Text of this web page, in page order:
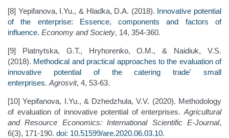
[8] Yepifanova, I.Yu., & Hladka, D.A. (2018). Innovative potential
of the enterprise: Essence, components and factors of
influence. Economy and Society, 14, 354-360.
[9] Piatnytska, G.T., Hryhorenko, O.M., & Naidiuk, V.S.
(2018). Methodical and practical approaches to the evaluation of
innovative potential of the catering trade' small
enterprises. Agrosvit, 4, 53-63.
[10] Yepifanova, I.Yu., & Dzhedzhula, V.V. (2020). Methodology
of evaluation of innovative potential of enterprises. Agricultural
and Resource Economics: International Scientific E-Journal,
6(3), 171-190. doi: 10.51599/are.2020.06.03.10.